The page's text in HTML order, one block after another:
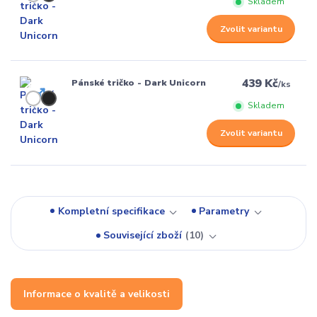
Zvolit variantu
Pánské tričko - Dark Unicorn 439 Kč/ks
Skladem
Zvolit variantu
Kompletní specifikace
Parametry
Související zboží
10
Informace o kvalitě a velikosti